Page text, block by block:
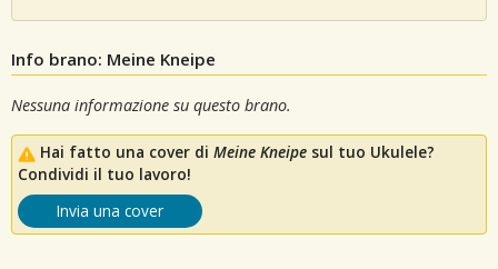
Info brano: Meine Kneipe
Nessuna informazione su questo brano.
Hai fatto una cover di Meine Kneipe sul tuo Ukulele?
Condividi il tuo lavoro!
Invia una cover